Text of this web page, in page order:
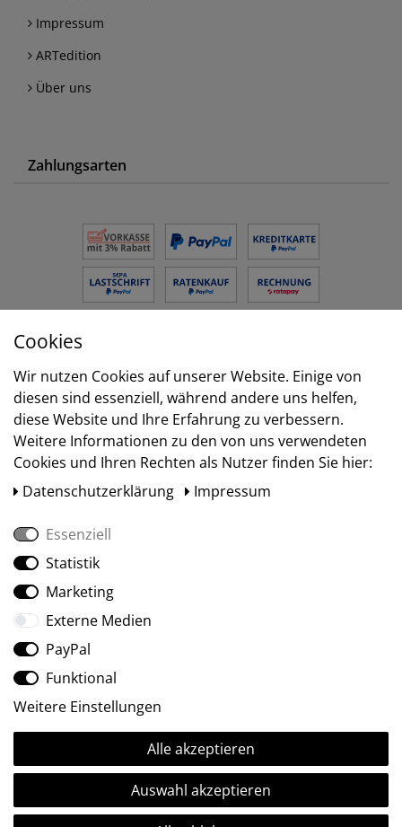
Impressum
ARTedition
Über uns
Zahlungsarten
Versand
Social Media
Ⓒ2009-2026 ARTland GmbH • Alle Rechte vorbehalten.
Cookies
Wir nutzen Cookies auf unserer Website. Einige von
diesen sind essenziell, während andere uns helfen,
diese Website und Ihre Erfahrung zu verbessern.
Weitere Informationen zu den von uns verwendeten
Cookies und Ihren Rechten als Nutzer finden Sie hier:
Daten­schutz­erklärung
Impressum
Essenziell
Statistik
Marketing
Externe Medien
PayPal
Funktional
Weitere Einstellungen
Alle akzeptieren
Auswahl akzeptieren